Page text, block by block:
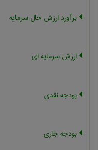
برآورد ارزش حال سرمایه
ارزش سرمایه ای
بودجه نقدی
بودجه جاری